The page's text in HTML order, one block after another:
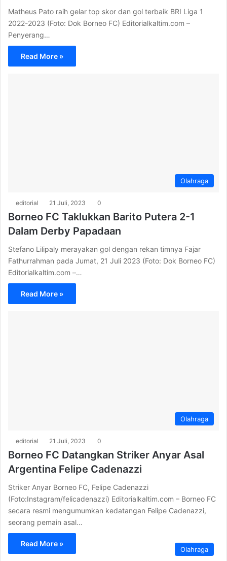
Matheus Pato raih gelar top skor dan gol terbaik BRI Liga 1
2022-2023 (Foto: Dok Borneo FC) Editorialkaltim.com –
Penyerang…
Read More »
Olahraga
editorial 21 Juli, 2023 0
Borneo FC Taklukkan Barito Putera 2-1
Dalam Derby Papadaan
Stefano Lilipaly merayakan gol dengan rekan timnya Fajar
Fathurrahman pada Jumat, 21 Juli 2023 (Foto: Dok Borneo FC)
Editorialkaltim.com –…
Read More »
Olahraga
editorial 21 Juli, 2023 0
Borneo FC Datangkan Striker Anyar Asal
Argentina Felipe Cadenazzi
Striker Anyar Borneo FC, Felipe Cadenazzi
(Foto:Instagram/felicadenazzi) Editorialkaltim.com – Borneo FC
secara resmi mengumumkan kedatangan Felipe Cadenazzi,
seorang pemain asal…
Read More »
Olahraga